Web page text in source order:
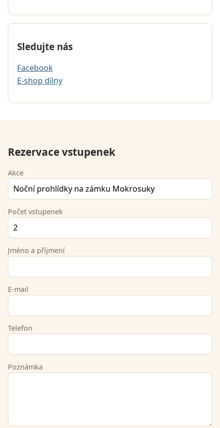
Sledujte nás
Facebook
E-shop dílny
Rezervace vstupenek
Akce
Počet vstupenek
Jméno a příjmení
E-mail
Telefon
Poznámka